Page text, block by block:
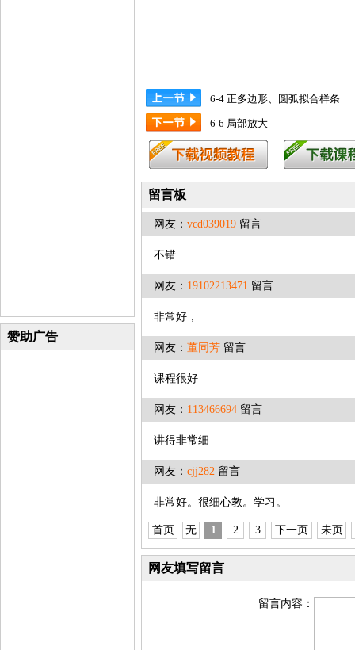
赞助广告
6-4 正多边形、圆弧拟合样条
6-6 局部放大
留言板
网友： vcd039019 留言
不错
网友： 19102213471 留言
非常好，
网友： 董同芳 留言
课程很好
网友： 113466694 留言
讲得非常细
网友： cjj282 留言
非常好。很细心教。学习。
首页 无 1 2 3 下一页 未页
网友填写留言
留言内容：